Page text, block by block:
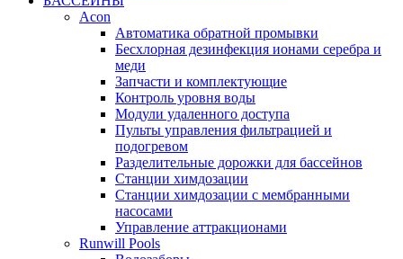
Acon
Автоматика обратной промывки
Беcхлорная дезинфекция ионами серебра и
меди
Запчасти и комплектующие
Контроль уровня воды
Модули удаленного доступа
Пульты управления фильтрацией и
подогревом
Разделительные дорожки для бассейнов
Станции химдозации
Станции химдозации с мембранными
насосами
Управление аттракционами
Runwill Pools